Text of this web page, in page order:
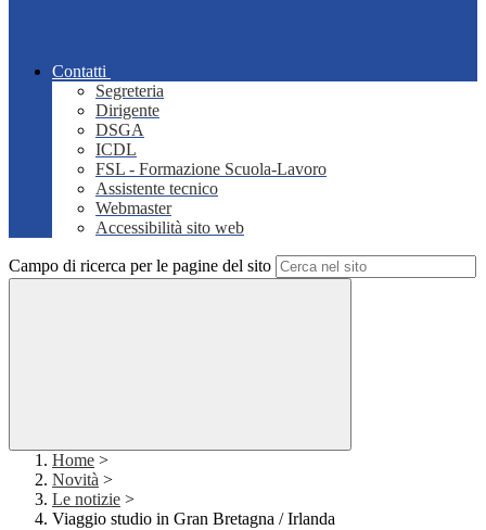
Contatti
Segreteria
Dirigente
DSGA
ICDL
FSL - Formazione Scuola-Lavoro
Assistente tecnico
Webmaster
Accessibilità sito web
Campo di ricerca per le pagine del sito
Home >
Novità >
Le notizie >
Viaggio studio in Gran Bretagna / Irlanda